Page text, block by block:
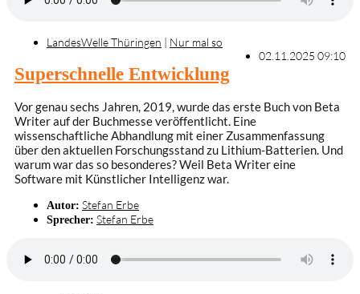
LandesWelle Thüringen | Nur mal so
02.11.2025 09:10
Superschnelle Entwicklung
Vor genau sechs Jahren, 2019, wurde das erste Buch von Beta
Writer auf der Buchmesse veröffentlicht. Eine
wissenschaftliche Abhandlung mit einer Zusammenfassung
über den aktuellen Forschungsstand zu Lithium-Batterien. Und
warum war das so besonderes? Weil Beta Writer eine
Software mit Künstlicher Intelligenz war.
Autor: Stefan Erbe
Sprecher: Stefan Erbe